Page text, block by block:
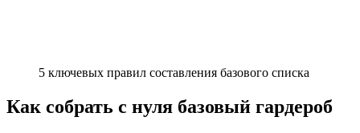
5 ключевых правил составления базового списка
Как собрать с нуля базовый гардероб